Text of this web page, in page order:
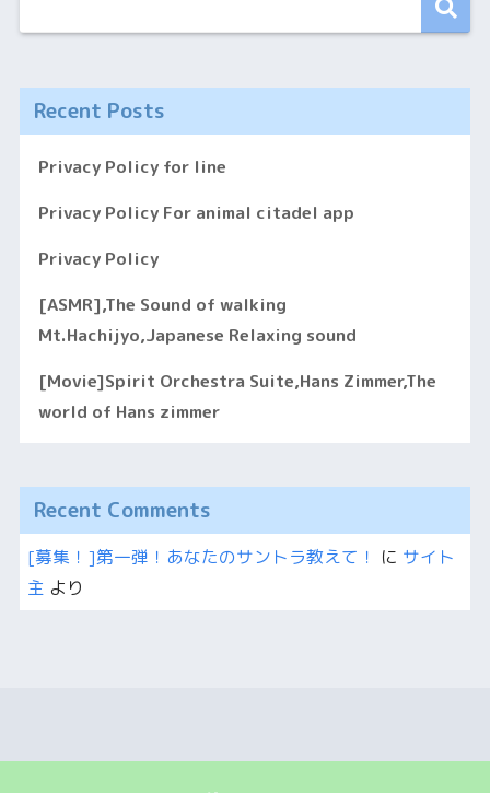
Recent Posts
Privacy Policy for line
Privacy Policy For animal citadel app
Privacy Policy
[ASMR],The Sound of walking
Mt.Hachijyo,Japanese Relaxing sound
[Movie]Spirit Orchestra Suite,Hans Zimmer,The
world of Hans zimmer
Recent Comments
[募集！]第一弾！あなたのサントラ教えて！ に サイト
主 より